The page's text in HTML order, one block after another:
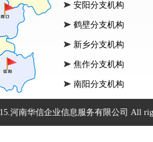
安阳分支机构
鹤壁分支机构
新乡分支机构
焦作分支机构
南阳分支机构
河南华信企业信息服务有限公司 All